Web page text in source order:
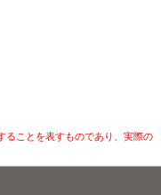
ことを表すものであり、実際の